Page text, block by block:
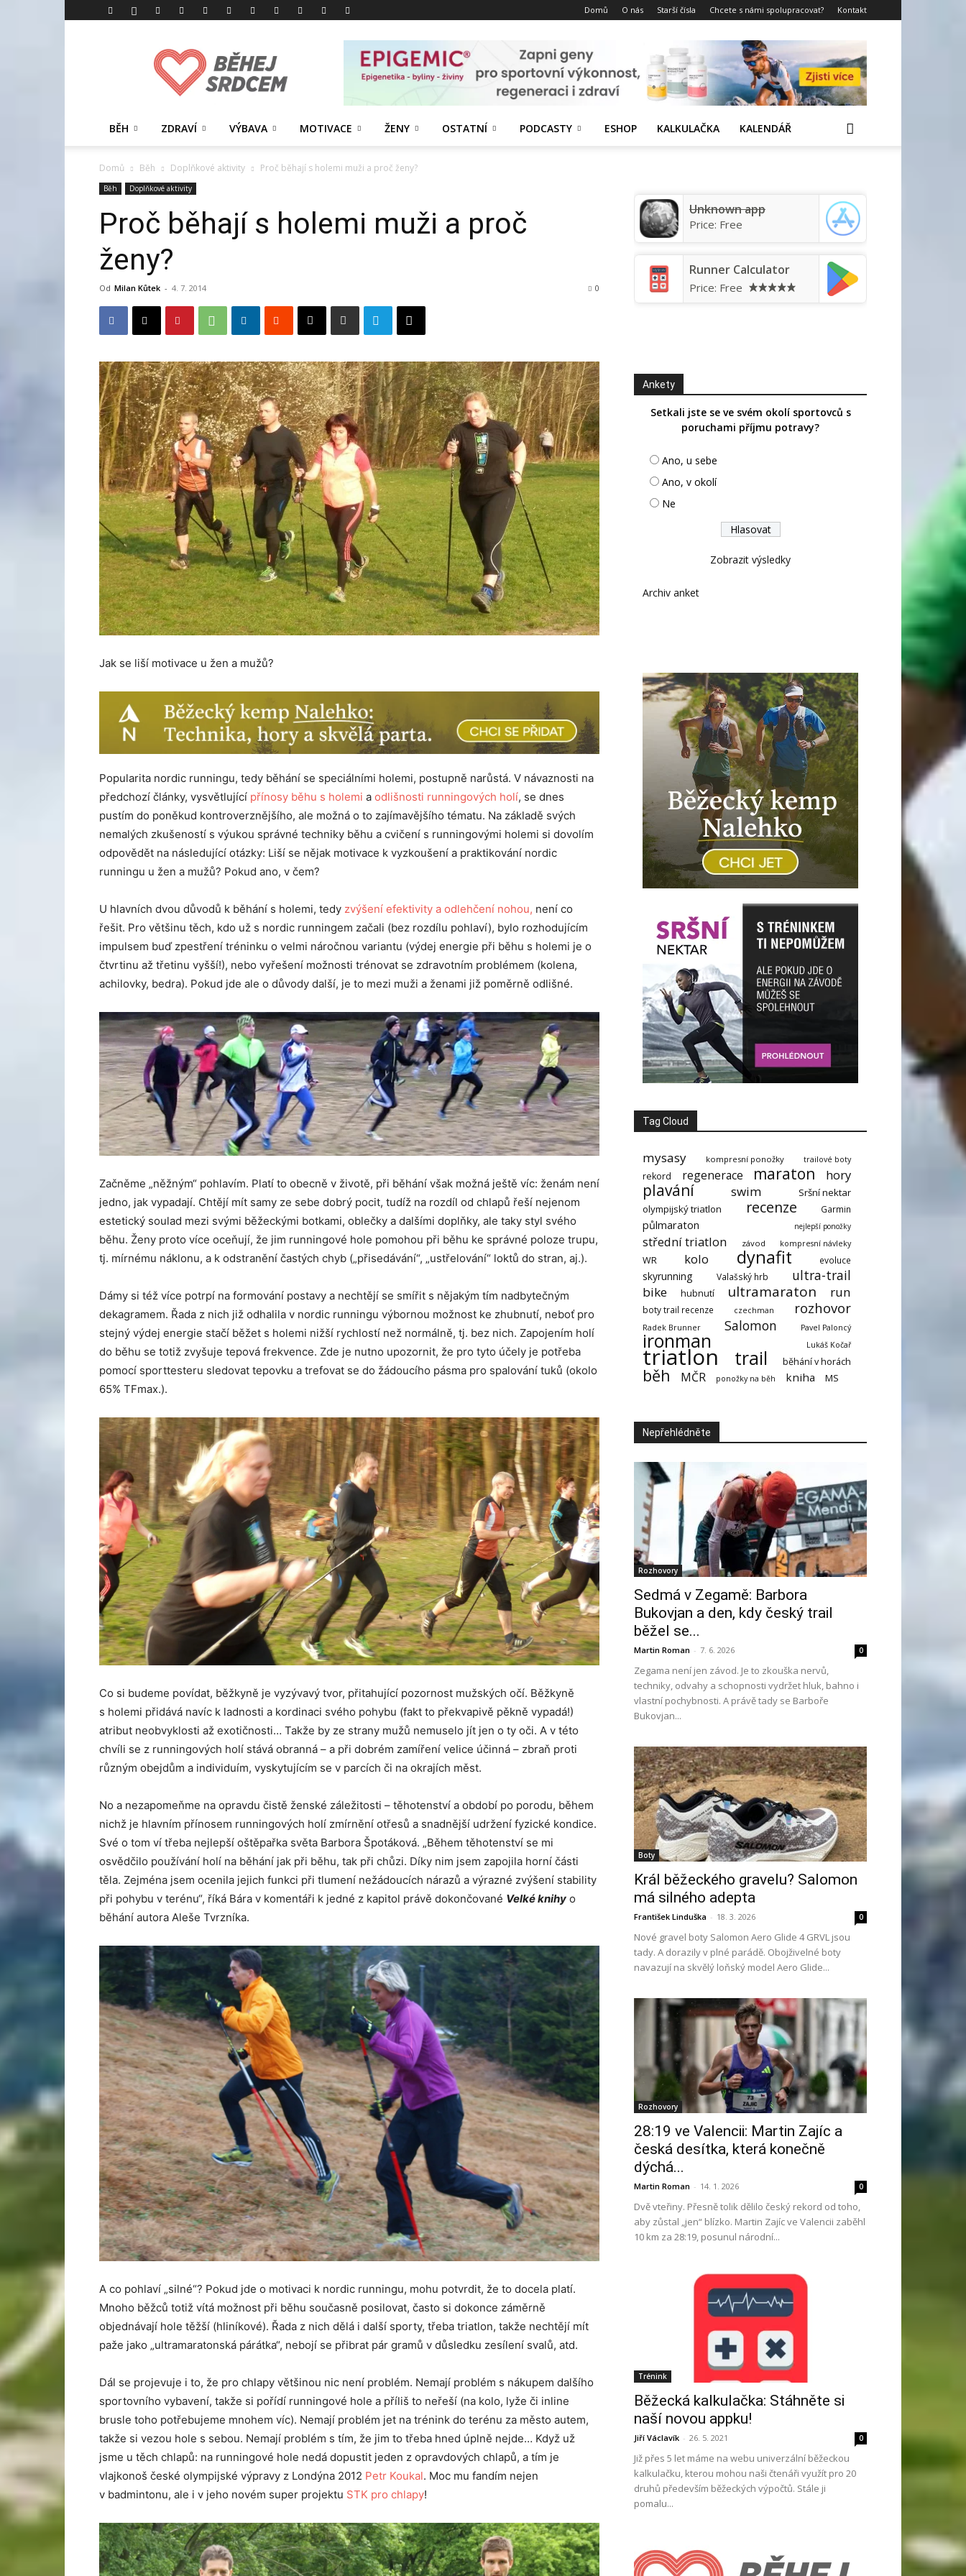
Domů O nás Starší čísla Chcete s námi spolupracovat? Kontakt
srdcem
BĚH ZDRAVÍ VÝBAVA MOTIVACE ŽENY OSTATNÍ PODCASTY ESHOP KALKULAČKA KALENDÁŘ
Domů Běh Doplňkové aktivity Proč běhají s holemi muži a proč ženy?
Běh Doplňkové aktivity
Proč běhají s holemi muži a proč
ženy?
Od Milan Kůtek - 4. 7. 2014 0
Jak se liší motivace u žen a mužů?
Popularita nordic runningu, tedy běhání se speciálními holemi, postupně narůstá. V návaznosti na
předchozí články, vysvětlující přínosy běhu s holemi a odlišnosti runningových holí, se dnes
pustím do poněkud kontroverznějšího, ale možná o to zajímavějšího tématu. Na základě svých
nemalých zkušeností s výukou správné techniky běhu a cvičení s runningovými holemi si dovolím
odpovědět na následující otázky: Liší se nějak motivace k vyzkoušení a praktikování nordic
runningu u žen a mužů? Pokud ano, v čem?
U hlavních dvou důvodů k běhání s holemi, tedy zvýšení efektivity a odlehčení nohou, není co
řešit. Pro většinu těch, kdo už s nordic runningem začali (bez rozdílu pohlaví), bylo rozhodujícím
impulsem buď zpestření tréninku o velmi náročnou variantu (výdej energie při běhu s holemi je o
čtvrtinu až třetinu vyšší!), nebo vyřešení možnosti trénovat se zdravotním problémem (kolena,
achilovky, bedra). Pokud jde ale o důvody další, je to mezi muži a ženami již poměrně odlišné.
Začněme „něžným“ pohlavím. Platí to obecně v životě, při běhání však možná ještě víc: ženám není
jedno, jak vypadají. Chtějí mít samy ze sebe dobrý pocit, tudíž na rozdíl od chlapů řeší nejenom
estetický soulad mezi svými běžeckými botkami, oblečky a dalšími doplňky, ale taky styl svého
běhu. Ženy proto více oceňují, že jim runningové hole pomohou při běhu ke správné poloze trupu,
tj. mírnému náklonu, a k odstranění častých chyb („přisedávání“, „ustřelování“ loktů do stran, aj.).
Dámy si též více potrpí na formování postavy a nechtějí se smířit s nějakým tím nadbytečným
dekagramem. Řada z nich již odhalila v nordic runningu výbornou možnost ke zhubnutí, neboť pro
stejný výdej energie stačí běžet s holemi nižší rychlostí než normálně, tj. bez nich. Zapojením holí
do běhu se totiž zvyšuje tepová frekvence. Zde je nutno upozornit, že pro tyto účely je potřeba
pomocí sporttesteru sledovat tepovku a trefovat se do žádoucího pásma pro spalování tuků (okolo
65% TFmax.).
Co si budeme povídat, běžkyně je vyzývavý tvor, přitahující pozornost mužských očí. Běžkyně
s holemi přidává navíc k ladnosti a kordinaci svého pohybu (fakt to překvapivě pěkně vypadá!)
atribut neobvyklosti až exotičnosti… Takže by ze strany mužů nemuselo jít jen o ty oči. A v této
chvíli se z runningových holí stává obranná – a při dobrém zamíření velice účinná – zbraň proti
různým obejdům a individuím, vyskytujícím se v parcích či na okrajích měst.
No a nezapomeňme na opravdu čistě ženské záležitosti – těhotenství a období po porodu, během
nichž je hlavním přínosem runningových holí zmírnění otřesů a snadnější udržení fyzické kondice.
Své o tom ví třeba nejlepší oštěpařka světa Barbora Špotáková. „Během těhotenství se mi
osvědčilo používání holí na běhání jak při běhu, tak při chůzi. Díky nim jsem zapojila horní části
těla. Zejména jsem ocenila jejich funkci při tlumení nežádoucích nárazů a výrazné zvýšení stability
při pohybu v terénu“, říká Bára v komentáři k jedné z kapitol právě dokončované Velké knihy o
běhání autora Aleše Tvrzníka.
A co pohlaví „silné“? Pokud jde o motivaci k nordic runningu, mohu potvrdit, že to docela platí.
Mnoho běžců totiž vítá možnost při běhu současně posilovat, často si dokonce záměrně
objednávají hole těžší (hliníkové). Řada z nich dělá i další sporty, třeba triatlon, takže nechtějí mít
paže jako „ultramaratonská párátka“, nebojí se přibrat pár gramů v důsledku zesílení svalů, atd.
Dál se projevuje i to, že pro chlapy většinou nic není problém. Nemají problém s nákupem dalšího
sportovního vybavení, takže si pořídí runningové hole a příliš to neřeší (na kolo, lyže či inline
brusle toho potřebujeme mnohem víc). Nemají problém jet na trénink do terénu za město autem,
takže si vezou hole s sebou. Nemají problém s tím, že jim to třeba hned úplně nejde… Když už
jsme u těch chlapů: na runningové hole nedá dopustit jeden z opravdových chlapů, a tím je
vlajkonoš české olympijské výpravy z Londýna 2012 Petr Koukal. Moc mu fandím nejen
v badmintonu, ale i v jeho novém super projektu STK pro chlapy!
Unknown app
Price: Free
Runner Calculator
Price: Free
Ankety
Setkali jste se ve svém okolí sportovců s
poruchami příjmu potravy?
Ano, u sebe
Ano, v okolí
Ne
Zobrazit výsledky
Archiv anket
Tag Cloud
mysasy kompresní ponožky trailové boty
rekord regenerace maraton hory
plavání swim
Sršní nektar
olympijský triatlon
recenze Garmin
půlmaraton nejlepší ponožky
střední triatlon závod kompresní návleky
WR kolo dynafit evoluce
skyrunning Valašský hrb ultra-trail
bike hubnutí ultramaraton run
boty trail recenze czechman rozhovor
Radek Brunner Salomon Pavel Paloncý
ironman Lukáš Kočař
triatlon trail běhání v horách
běh MČR ponožky na běh kniha MS
Nepřehlédněte
Rozhovory
Sedmá v Zegamě: Barbora
Bukovjan a den, kdy český trail
běžel se...
Martin Roman - 7. 6. 2026 0
Zegama není jen závod. Je to zkouška nervů,
techniky, odvahy a schopnosti vydržet hluk, bahno i
vlastní pochybnosti. A právě tady se Barboře
Bukovjan...
Boty
Král běžeckého gravelu? Salomon
má silného adepta
František Linduška - 18. 3. 2026 0
Nové gravel boty Salomon Aero Glide 4 GRVL jsou
tady. A dorazily v plné parádě. Obojživelné boty
navazují na skvělý loňský model Aero Glide...
Rozhovory
28:19 ve Valencii: Martin Zajíc a
česká desítka, která konečně
dýchá...
Martin Roman - 14. 1. 2026 0
Dvě vteřiny. Přesně tolik dělilo český rekord od toho,
aby zůstal „jen“ blízko. Martin Zajíc ve Valencii zaběhl
10 km za 28:19, posunul národní...
Trénink
Běžecká kalkulačka: Stáhněte si
naší novou appku!
Jiří Václavík - 26. 5. 2021 0
Již přes 5 let máme na webu univerzální běžeckou
kalkulačku, kterou mohou naši čtenáři využít pro 20
druhů především běžeckých výpočtů. Stále ji
pomalu...